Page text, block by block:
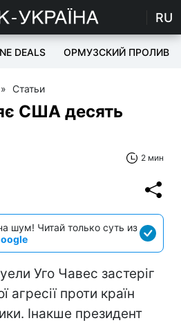
RU
DEALS ОРМУЗСКИЙ ПРОЛИВ
» Статьи
США десять
2 мин
шум! Читай только суть из
Уго Чавес застеріг
проти країн
Інакше президент